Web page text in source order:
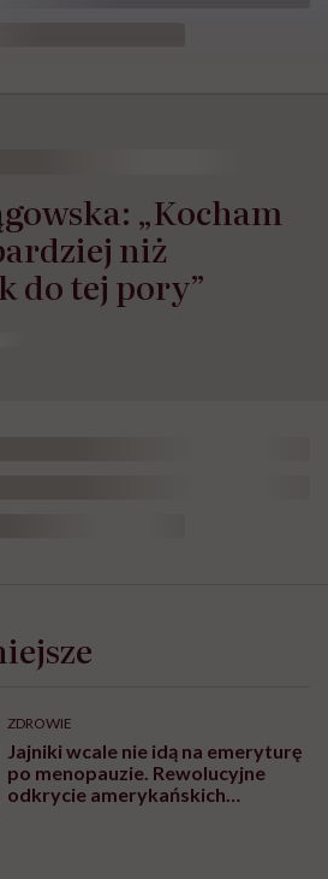
„Kocham
niż
do tej pory”
ZDROWIE
Jajniki wcale nie idą na emeryturę
po menopauzie. Rewolucyjne
odkrycie amerykańskich